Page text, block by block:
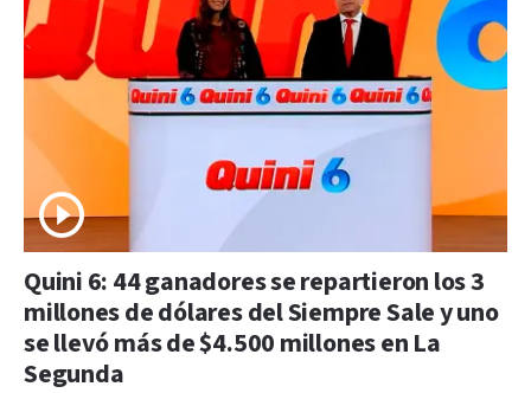
Quini 6: 44 ganadores se repartieron los 3
millones de dólares del Siempre Sale y uno
se llevó más de $4.500 millones en La
Segunda